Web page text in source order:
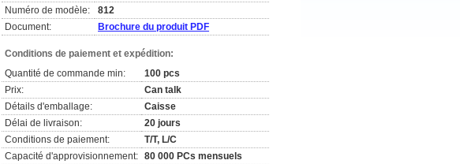
Numéro de modèle:
812
Document:
Brochure du produit PDF
Conditions de paiement et expédition:
Quantité de commande min:
100 pcs
Prix:
Can talk
Détails d'emballage:
Caisse
Délai de livraison:
20 jours
Conditions de paiement:
T/T, L/C
Capacité d'approvisionnement: 80 000 PCs mensuels